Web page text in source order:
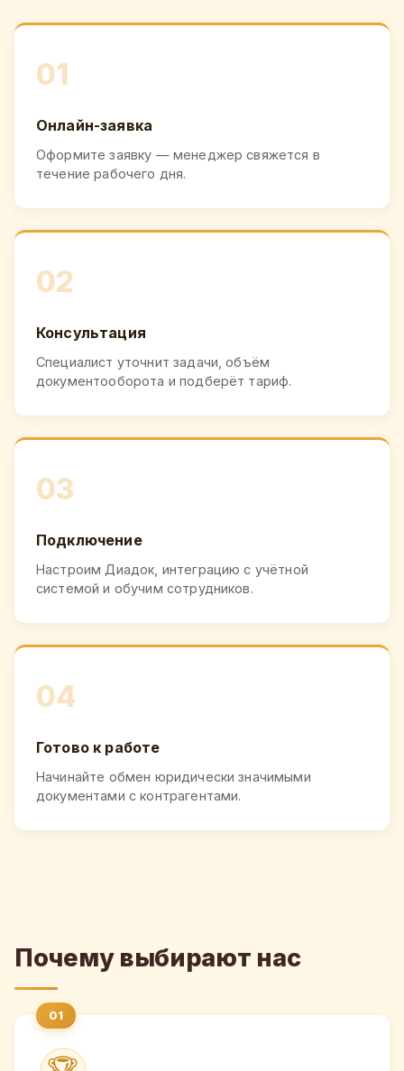
01
Онлайн-заявка
Оформите заявку — менеджер свяжется в
течение рабочего дня.
02
Консультация
Специалист уточнит задачи, объём
документооборота и подберёт тариф.
03
Подключение
Настроим Диадок, интеграцию с учётной
системой и обучим сотрудников.
04
Готово к работе
Начинайте обмен юридически значимыми
документами с контрагентами.
Почему выбирают нас